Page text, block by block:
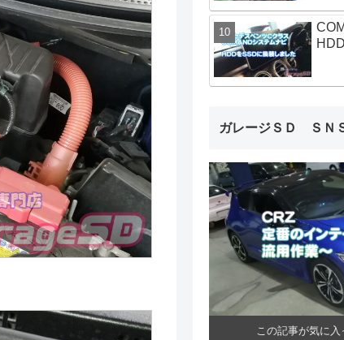
ガレージＳＤ ＳＮ
この記事が気に入